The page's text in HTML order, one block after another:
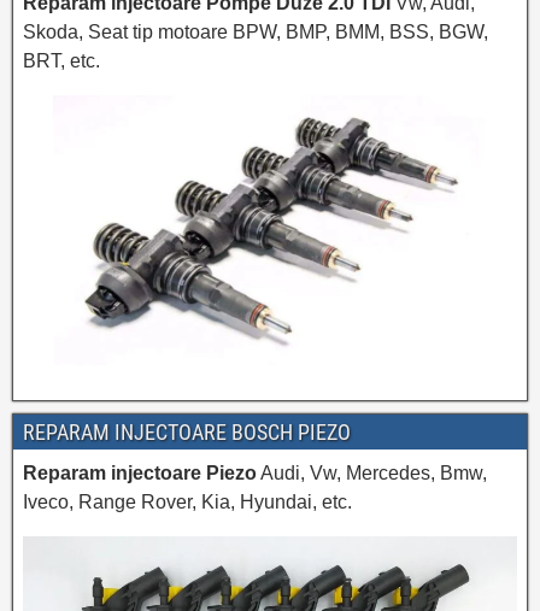
Skoda, Seat tip motoare BPW, BMP, BMM, BSS, BGW,
BRT, etc.
REPARAM INJECTOARE BOSCH PIEZO
Reparam injectoare PiezoAudi, Vw, Mercedes, Bmw,
Iveco, Range Rover, Kia, Hyundai, etc.